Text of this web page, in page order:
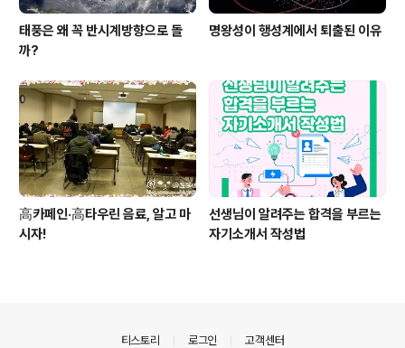
태풍은 왜 꼭 반시계방향으로 돌
까?
명왕성이 행성계에서 퇴출된 이유
高카페인·高타우린 음료, 알고 마
시자!
선생님이 알려주는 합격을 부르는
자기소개서 작성법
티스토리 로그인 고객센터